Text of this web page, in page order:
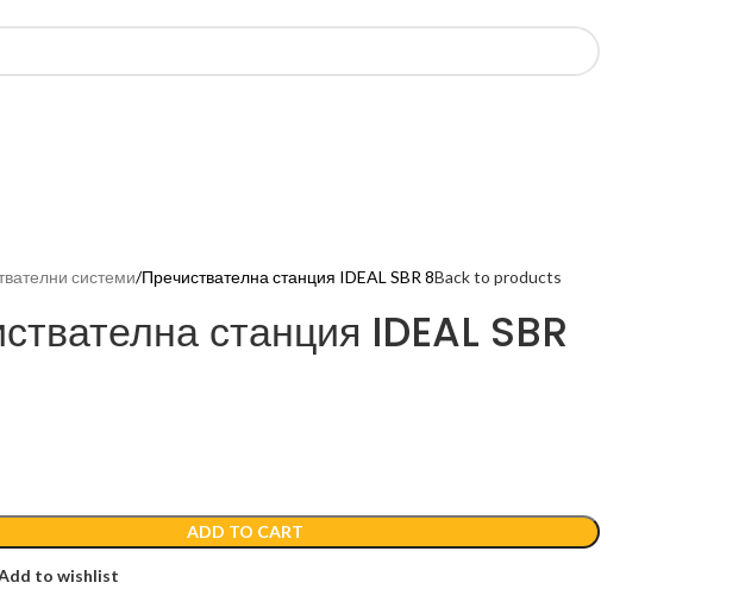
системи Пречиствателна станция IDEAL SBR 8Back to products
станция IDEAL SBR
ADD TO CART
to wishlist